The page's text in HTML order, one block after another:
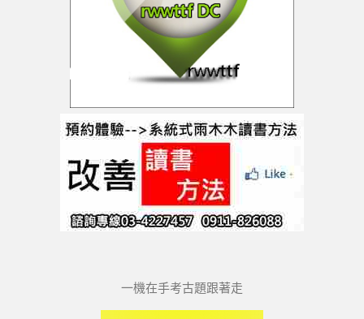
一機在手考古題跟著走